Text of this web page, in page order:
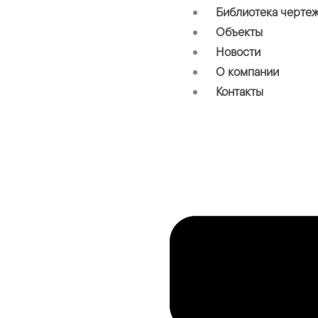
Библиотека
Объекты
Новости
О компании
Контакты